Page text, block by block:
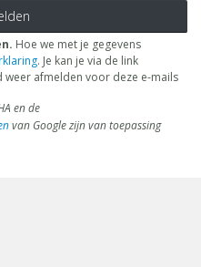
Hoe we met je gegevens
. Je kan je via de link
afmelden voor deze e-mails
en de
van Google zijn van toepassing